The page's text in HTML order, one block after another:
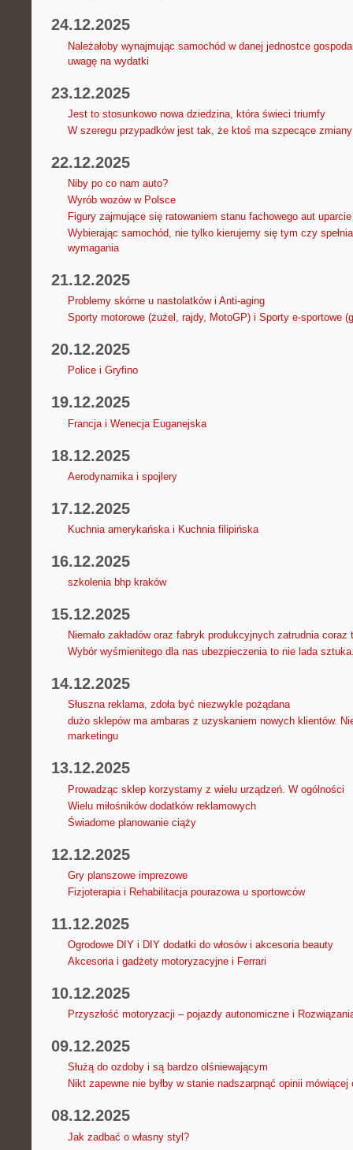
24.12.2025
Należałoby wynajmując samochód w danej jednostce
uwagę na wydatki
23.12.2025
Jest to stosunkowo nowa dziedzina, która świeci triumfy
W szeregu przypadków jest tak, że ktoś ma szpecące
22.12.2025
Niby po co nam auto?
Wyrób wozów w Polsce
Figury zajmujące się ratowaniem stanu fachowego aut
Wybierając samochód, nie tylko kierujemy się tym czy
wymagania
21.12.2025
Problemy skórne u nastolatków i Anti-aging
Sporty motorowe (żużel, rajdy, MotoGP) i Sporty e-sportowe
20.12.2025
Police i Gryfino
19.12.2025
Francja i Wenecja Euganejska
18.12.2025
Aerodynamika i spojlery
17.12.2025
Kuchnia amerykańska i Kuchnia filipińska
16.12.2025
szkolenia bhp kraków
15.12.2025
Niemało zakładów oraz fabryk produkcyjnych zatrudnia coraz
Wybór wyśmienitego dla nas ubezpieczenia to nie lada
14.12.2025
Słuszna reklama, zdoła być niezwykle pożądana
dużo sklepów ma ambaras z uzyskaniem nowych klientów.
marketingu
13.12.2025
Prowadząc sklep korzystamy z wielu urządzeń. W ogólności
Wielu miłośników dodatków reklamowych
Świadome planowanie ciąży
12.12.2025
Gry planszowe imprezowe
Fizjoterapia i Rehabilitacja pourazowa u sportowców
11.12.2025
Ogrodowe DIY i DIY dodatki do włosów i akcesoria beauty
Akcesoria i gadżety motoryzacyjne i Ferrari
10.12.2025
Przyszłość motoryzacji – pojazdy autonomiczne i
09.12.2025
Służą do ozdoby i są bardzo olśniewającym
Nikt zapewne nie byłby w stanie nadszarpnąć opinii
08.12.2025
Jak zadbać o własny styl?